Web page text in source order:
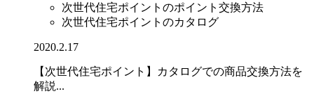
次世代住宅ポイントのポイント交換方法
次世代住宅ポイントのカタログ
2020.2.17
【次世代住宅ポイント】カタログでの商品交換方法を
解説...